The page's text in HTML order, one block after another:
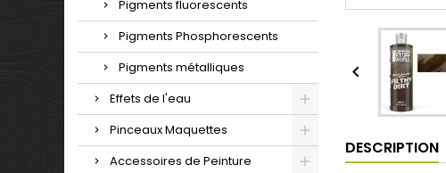
Pigments fluorescents
Pigments Phosphorescents
Pigments métalliques
Effets de l'eau
Pinceaux Maquettes
Accessoires de Peinture

DESCRIPTION